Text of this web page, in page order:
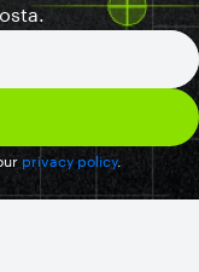
privacy policy.